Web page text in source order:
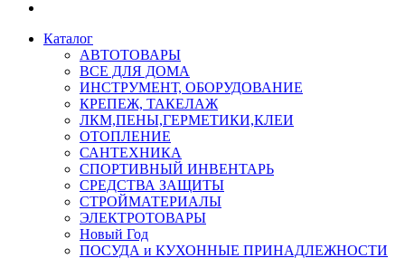
Каталог
АВТОТОВАРЫ
ВСЕ ДЛЯ ДОМА
ИНСТРУМЕНТ, ОБОРУДОВАНИЕ
КРЕПЕЖ, ТАКЕЛАЖ
ЛКМ,ПЕНЫ,ГЕРМЕТИКИ,КЛЕИ
ОТОПЛЕНИЕ
САНТЕХНИКА
СПОРТИВНЫЙ ИНВЕНТАРЬ
СРЕДСТВА ЗАЩИТЫ
СТРОЙМАТЕРИАЛЫ
ЭЛЕКТРОТОВАРЫ
Новый Год
ПОСУДА и КУХОННЫЕ ПРИНАДЛЕЖНОСТИ